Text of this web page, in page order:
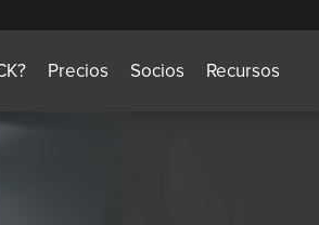
Precios Socios Recursos